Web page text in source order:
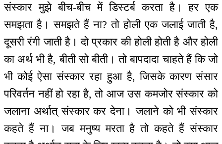
संस्कार मुझे बीच-बीच में डिस्टर्ब करता है। हर एक
समझता है। समझते हैं ना? तो होली एक जलाई जाती है,
दूसरी रंगी जाती है। दो प्रकार की होली होती है और होली
का अर्थ भी है, बीती सो बीती। तो बापदादा चाहते हैं कि जो
भी कोई ऐसा संस्कार रहा हुआ है, जिसके कारण संसार
परिवर्तन नहीं हो रहा है, तो आज उस कमजोर संस्कार को
जलाना अर्थात् संस्कार कर देना। जलाने को भी संस्कार
कहते हैं ना। जब मनुष्य मरता है तो कहते हैं संस्कार